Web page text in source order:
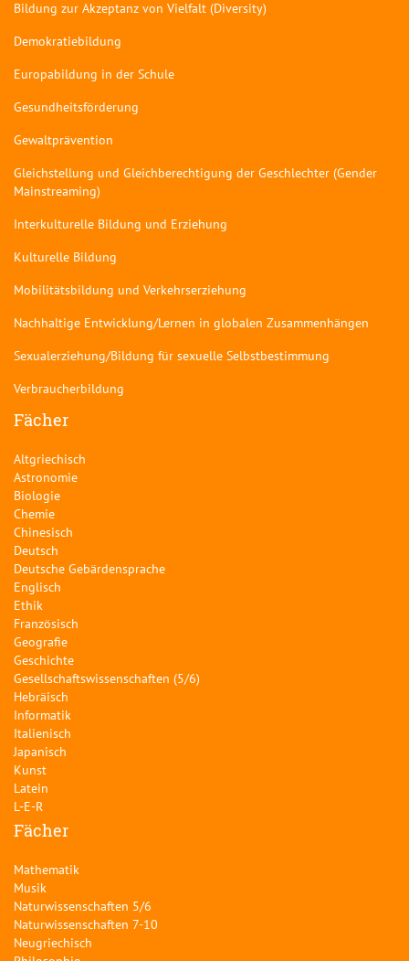
Bildung zur Akzeptanz von Vielfalt (Diversity)
Demokratiebildung
Europabildung in der Schule
Gesundheitsförderung
Gewaltprävention
Gleichstellung und Gleichberechtigung der Geschlechter (Gender
Mainstreaming)
Interkulturelle Bildung und Erziehung
Kulturelle Bildung
Mobilitätsbildung und Verkehrserziehung
Nachhaltige Entwicklung/Lernen in globalen Zusammenhängen
Sexualerziehung/Bildung für sexuelle Selbstbestimmung
Verbraucherbildung
Fächer
Altgriechisch
Astronomie
Biologie
Chemie
Chinesisch
Deutsch
Deutsche Gebärdensprache
Englisch
Ethik
Französisch
Geografie
Geschichte
Gesellschaftswissenschaften (5/6)
Hebräisch
Informatik
Italienisch
Japanisch
Kunst
Latein
L-E-R
Fächer
Mathematik
Musik
Naturwissenschaften 5/6
Naturwissenschaften 7-10
Neugriechisch